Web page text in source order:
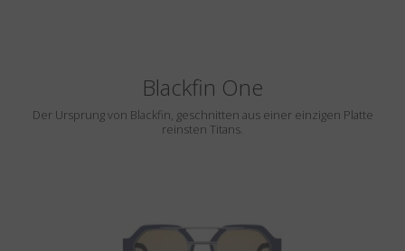
Blackfin One
Der Ursprung von Blackfin, geschnitten aus einer einzigen Platte
reinsten Titans.